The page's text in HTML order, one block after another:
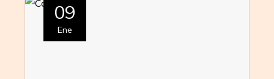
09
Ene